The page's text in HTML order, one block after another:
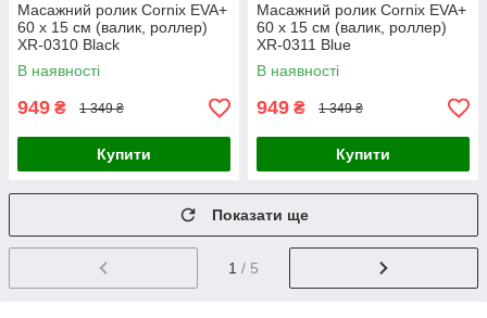
Масажний ролик Cornix EVA+
60 x 15 см (валик, роллер)
XR-0310 Black
В наявності
949 ₴ 1 349 ₴
Купити
Масажний ролик Cornix EVA+
60 x 15 см (валик, роллер)
XR-0311 Blue
В наявності
949 ₴ 1 349 ₴
Купити
Показати ще
1 / 5